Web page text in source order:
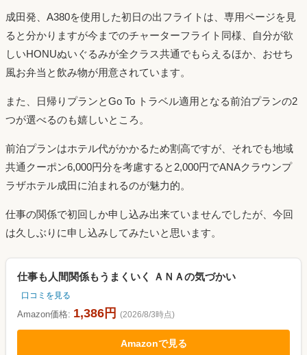
成田発、A380を使用した初日の出フライトは、専用ページを見
ると分かりますが今までのチャーターフライト同様、自分が欲
しいHONUぬいぐるみが全クラス共通でもらえるほか、おせち
風お弁当と飲み物が用意されています。
また、日帰りプランとGo To トラベル適用となる前泊プランの2
つが選べるのも嬉しいところ。
前泊プランはホテル代がかかるため割高ですが、それでも地域
共通クーポン6,000円分を考慮すると2,000円でANAクラウンプ
ラザホテル成田に泊まれるのが魅力的。
仕事の関係で初回しか申し込み出来ていませんでしたが、今回
は久しぶりに申し込みしてみたいと思います。
仕事も人間関係もうまくいく ＡＮＡの気づかい
口コミを見る
Amazon価格: 1,386円 (2026/8/3時点)
Amazonで見る